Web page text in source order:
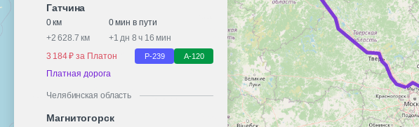
Гатчина
0 км
0 мин в пути
+2 628.7 км +1 дн 8 ч 16 мин
3 184 ₽ за Платон
Р-239 А-120
Платная дорога
Челябинская область
Магнитогорск